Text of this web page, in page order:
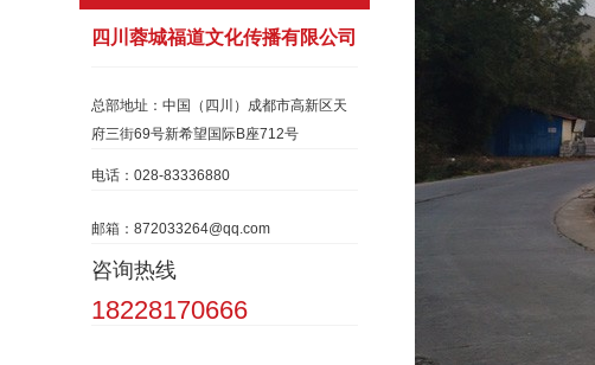
四川蓉城福道文化传播有限公司
总部地址：中国（四川）成都市高新区天
府三街69号新希望国际B座712号
电话：028-83336880
邮箱：872033264@qq.com
咨询热线
18228170666